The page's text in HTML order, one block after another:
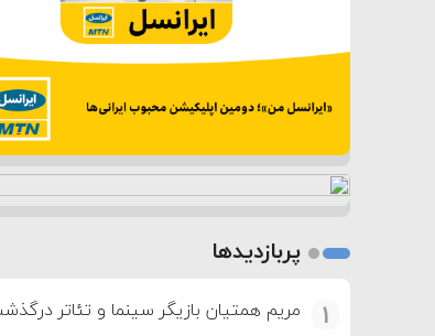
پربازدیدها
1 مریم همتیان بازیگر سینما و تئاتر